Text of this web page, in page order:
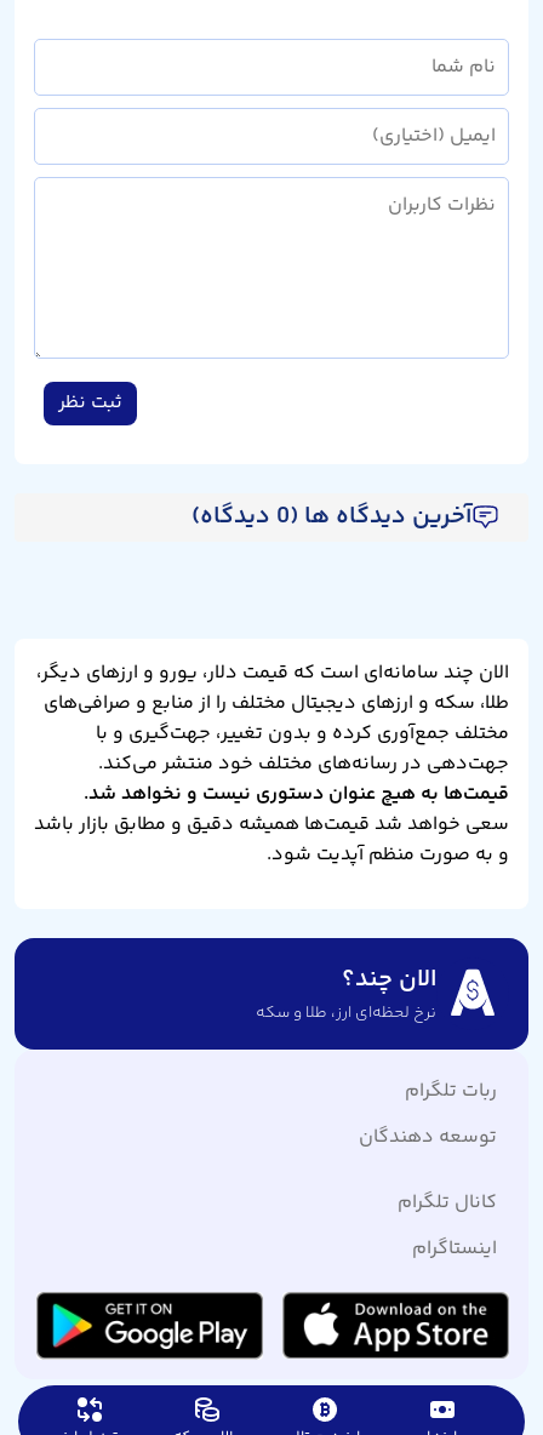
ثبت نظر
آخرین دیدگاه ها (0 دیدگاه)
الان چند سامانه‌ای است که قیمت دلار، یورو و ارزهای دیگر،
طلا، سکه و ارزهای دیجیتال مختلف را از منابع و صرافی‌های
مختلف جمع‌آوری کرده و بدون تغییر، جهت‌گیری و با
جهت‌دهی در رسانه‌های مختلف خود منتشر می‌کند.
قیمت‌ها به هیچ عنوان دستوری نیست و نخواهد شد.
سعی خواهد شد قیمت‌ها همیشه دقیق و مطابق بازار باشد
و به صورت منظم آپدیت شود.
الان چند؟
نرخ لحظه‌ای ارز،‌ طلا و سکه
ربات تلگرام
توسعه دهندگان
کانال تلگرام
اینستاگرام